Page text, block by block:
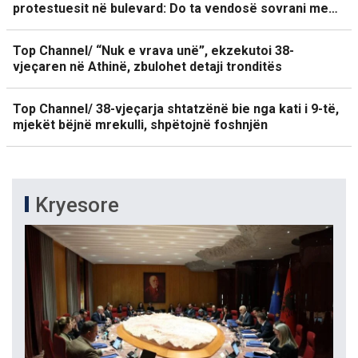
protestuesit në bulevard: Do ta vendosë sovrani me…
Top Channel/ “Nuk e vrava unë”, ekzekutoi 38-
vjeçaren në Athinë, zbulohet detaji tronditës
Top Channel/ 38-vjeçarja shtatzënë bie nga kati i 9-të,
mjekët bëjnë mrekulli, shpëtojnë foshnjën
Kryesore